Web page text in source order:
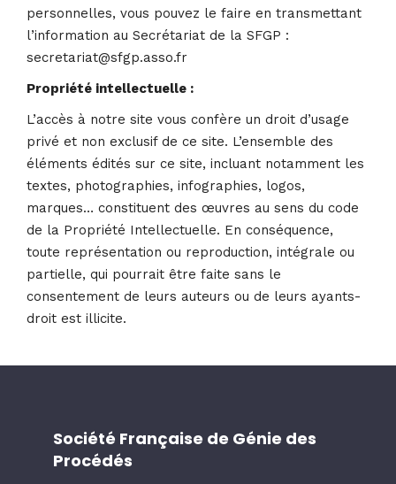
personnelles, vous pouvez le faire en transmettant
l’information au Secrétariat de la SFGP :
secretariat@sfgp.asso.fr
Propriété intellectuelle :
L’accès à notre site vous confère un droit d’usage
privé et non exclusif de ce site. L’ensemble des
éléments édités sur ce site, incluant notamment les
textes, photographies, infographies, logos,
marques… constituent des œuvres au sens du code
de la Propriété Intellectuelle. En conséquence,
toute représentation ou reproduction, intégrale ou
partielle, qui pourrait être faite sans le
consentement de leurs auteurs ou de leurs ayants-
droit est illicite.
Société Française de Génie des
Procédés